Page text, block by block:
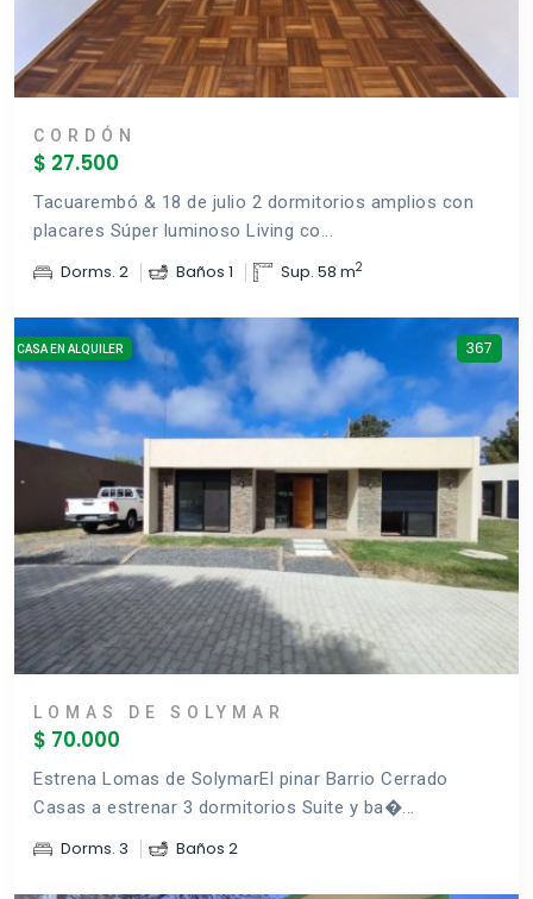
CORDÓN
$ 27.500
Tacuarembó & 18 de julio 2 dormitorios amplios con
placares Súper luminoso Living co...
Dorms. 2 Baños 1 Sup. 58 m2
CASA EN ALQUILER 367
LOMAS DE SOLYMAR
$ 70.000
Estrena Lomas de SolymarEl pinar Barrio Cerrado
Casas a estrenar 3 dormitorios Suite y ba�...
Dorms. 3 Baños 2